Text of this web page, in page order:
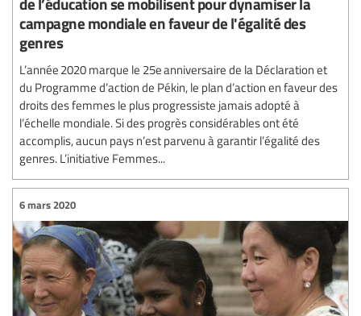
campagne mondiale en faveur de l'égalité des
genres
L’année 2020 marque le 25e anniversaire de la Déclaration et
du Programme d’action de Pékin, le plan d’action en faveur des
droits des femmes le plus progressiste jamais adopté à
l’échelle mondiale. Si des progrès considérables ont été
accomplis, aucun pays n’est parvenu à garantir l’égalité des
genres. L’initiative Femmes...
6 mars 2020